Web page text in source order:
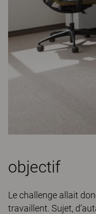
objectif
Le challenge allait
travaillent. Sujet,